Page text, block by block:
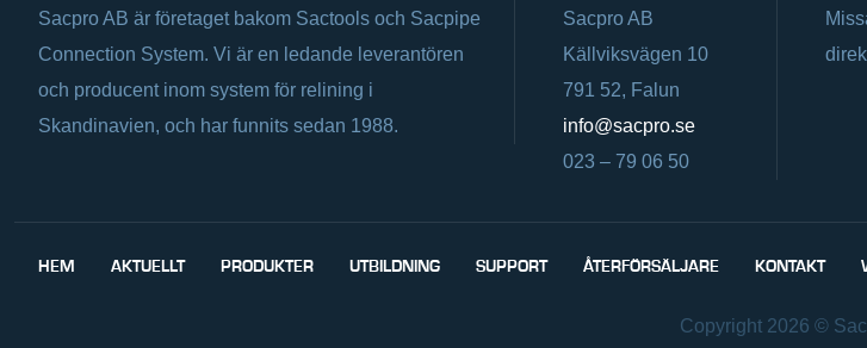
Sacpro AB är företaget bakom Sactools och Sacpipe
Connection System. Vi är en ledande leverantören
och producent inom system för relining i
Skandinavien, och har funnits sedan 1988.
Sacpro AB
Källviksvägen 10
791 52, Falun
info@sacpro.se
023 – 79 06 50
HEM AKTUELLT PRODUKTER UTBILDNING SUPPORT ÅTERFÖRSÄLJARE KONTAKT
Copyright 2026 ©